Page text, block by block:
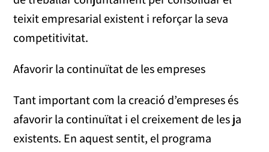
teixit empresarial existent i reforçar la seva
competitivitat.
Afavorir la continuïtat de les empreses
Tant important com la creació d’empreses és
afavorir la continuïtat i el creixement de les ja
existents. En aquest sentit, el programa